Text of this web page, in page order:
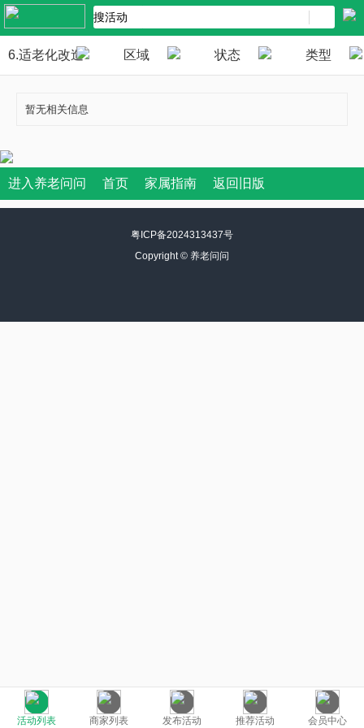
6.适老化改造 区域 状态 类型
暂无相关信息
活动列表 商家列表 发布活动 推荐活动 会员中心
进入养老问问 首页 家属指南 返回旧版
粤ICP备2024313437号
Copyright © 养老问问